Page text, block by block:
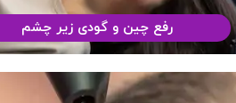
رفع چین و گودی زیر چشم